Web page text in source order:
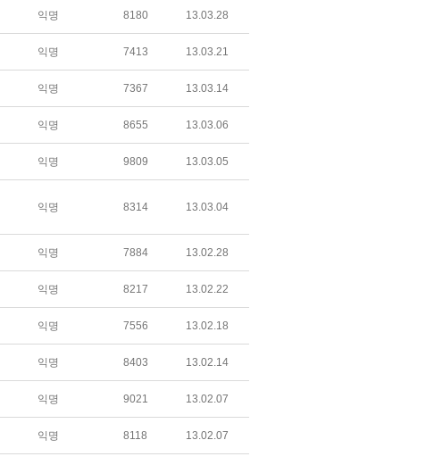
익명 8180 13.03.28
익명 7413 13.03.21
익명 7367 13.03.14
익명 8655 13.03.06
익명 9809 13.03.05
익명 8314 13.03.04
익명 7884 13.02.28
익명 8217 13.02.22
익명 7556 13.02.18
익명 8403 13.02.14
익명 9021 13.02.07
익명 8118 13.02.07